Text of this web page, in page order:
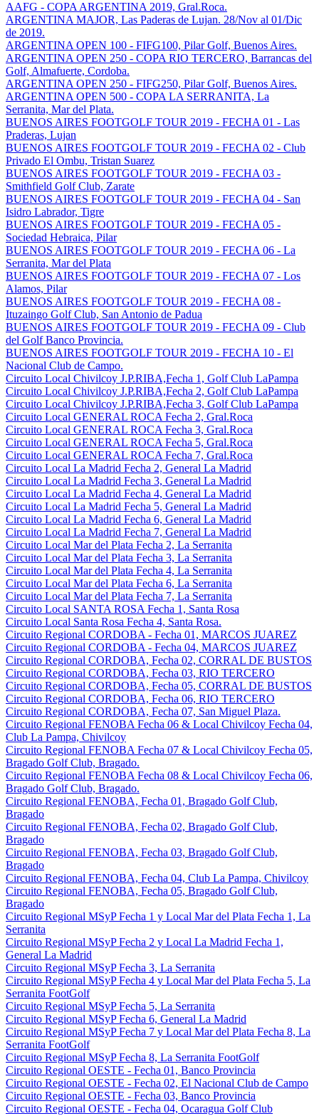
AAFG - COPA ARGENTINA 2019, Gral.Roca.
ARGENTINA MAJOR, Las Paderas de Lujan. 28/Nov al 01/Dic
de 2019.
ARGENTINA OPEN 100 - FIFG100, Pilar Golf, Buenos Aires.
ARGENTINA OPEN 250 - COPA RIO TERCERO, Barrancas del
Golf, Almafuerte, Cordoba.
ARGENTINA OPEN 250 - FIFG250, Pilar Golf, Buenos Aires.
ARGENTINA OPEN 500 - COPA LA SERRANITA, La
Serranita, Mar del Plata.
BUENOS AIRES FOOTGOLF TOUR 2019 - FECHA 01 - Las
Praderas, Lujan
BUENOS AIRES FOOTGOLF TOUR 2019 - FECHA 02 - Club
Privado El Ombu, Tristan Suarez
BUENOS AIRES FOOTGOLF TOUR 2019 - FECHA 03 -
Smithfield Golf Club, Zarate
BUENOS AIRES FOOTGOLF TOUR 2019 - FECHA 04 - San
Isidro Labrador, Tigre
BUENOS AIRES FOOTGOLF TOUR 2019 - FECHA 05 -
Sociedad Hebraica, Pilar
BUENOS AIRES FOOTGOLF TOUR 2019 - FECHA 06 - La
Serranita, Mar del Plata
BUENOS AIRES FOOTGOLF TOUR 2019 - FECHA 07 - Los
Alamos, Pilar
BUENOS AIRES FOOTGOLF TOUR 2019 - FECHA 08 -
Ituzaingo Golf Club, San Antonio de Padua
BUENOS AIRES FOOTGOLF TOUR 2019 - FECHA 09 - Club
del Golf Banco Provincia.
BUENOS AIRES FOOTGOLF TOUR 2019 - FECHA 10 - El
Nacional Club de Campo.
Circuito Local Chivilcoy J.P.RIBA,Fecha 1, Golf Club LaPampa
Circuito Local Chivilcoy J.P.RIBA,Fecha 2, Golf Club LaPampa
Circuito Local Chivilcoy J.P.RIBA,Fecha 3, Golf Club LaPampa
Circuito Local GENERAL ROCA Fecha 2, Gral.Roca
Circuito Local GENERAL ROCA Fecha 3, Gral.Roca
Circuito Local GENERAL ROCA Fecha 5, Gral.Roca
Circuito Local GENERAL ROCA Fecha 7, Gral.Roca
Circuito Local La Madrid Fecha 2, General La Madrid
Circuito Local La Madrid Fecha 3, General La Madrid
Circuito Local La Madrid Fecha 4, General La Madrid
Circuito Local La Madrid Fecha 5, General La Madrid
Circuito Local La Madrid Fecha 6, General La Madrid
Circuito Local La Madrid Fecha 7, General La Madrid
Circuito Local Mar del Plata Fecha 2, La Serranita
Circuito Local Mar del Plata Fecha 3, La Serranita
Circuito Local Mar del Plata Fecha 4, La Serranita
Circuito Local Mar del Plata Fecha 6, La Serranita
Circuito Local Mar del Plata Fecha 7, La Serranita
Circuito Local SANTA ROSA Fecha 1, Santa Rosa
Circuito Local Santa Rosa Fecha 4, Santa Rosa.
Circuito Regional CORDOBA - Fecha 01, MARCOS JUAREZ
Circuito Regional CORDOBA - Fecha 04, MARCOS JUAREZ
Circuito Regional CORDOBA, Fecha 02, CORRAL DE BUSTOS
Circuito Regional CORDOBA, Fecha 03, RIO TERCERO
Circuito Regional CORDOBA, Fecha 05, CORRAL DE BUSTOS
Circuito Regional CORDOBA, Fecha 06, RIO TERCERO
Circuito Regional CORDOBA, Fecha 07, San Miguel Plaza.
Circuito Regional FENOBA Fecha 06 & Local Chivilcoy Fecha 04,
Club La Pampa, Chivilcoy
Circuito Regional FENOBA Fecha 07 & Local Chivilcoy Fecha 05,
Bragado Golf Club, Bragado.
Circuito Regional FENOBA Fecha 08 & Local Chivilcoy Fecha 06,
Bragado Golf Club, Bragado.
Circuito Regional FENOBA, Fecha 01, Bragado Golf Club,
Bragado
Circuito Regional FENOBA, Fecha 02, Bragado Golf Club,
Bragado
Circuito Regional FENOBA, Fecha 03, Bragado Golf Club,
Bragado
Circuito Regional FENOBA, Fecha 04, Club La Pampa, Chivilcoy
Circuito Regional FENOBA, Fecha 05, Bragado Golf Club,
Bragado
Circuito Regional MSyP Fecha 1 y Local Mar del Plata Fecha 1, La
Serranita
Circuito Regional MSyP Fecha 2 y Local La Madrid Fecha 1,
General La Madrid
Circuito Regional MSyP Fecha 3, La Serranita
Circuito Regional MSyP Fecha 4 y Local Mar del Plata Fecha 5, La
Serranita FootGolf
Circuito Regional MSyP Fecha 5, La Serranita
Circuito Regional MSyP Fecha 6, General La Madrid
Circuito Regional MSyP Fecha 7 y Local Mar del Plata Fecha 8, La
Serranita FootGolf
Circuito Regional MSyP Fecha 8, La Serranita FootGolf
Circuito Regional OESTE - Fecha 01, Banco Provincia
Circuito Regional OESTE - Fecha 02, El Nacional Club de Campo
Circuito Regional OESTE - Fecha 03, Banco Provincia
Circuito Regional OESTE - Fecha 04, Ocaragua Golf Club